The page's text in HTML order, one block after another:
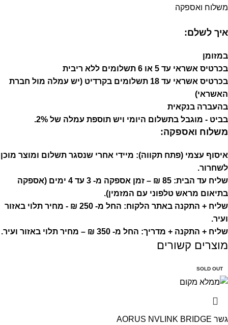
משלוח ואספקה
איך לשלם:
במזומן
בכרטיס אשראי עד 5 או 6 תשלומים ללא ריבית
בכרטיס אשראי עד 18 תשלומים בקרדיט (יש עמלה מול חברת
האשראי)
בהעברה בנקאית
בביט - מוגבל בתשלום היומי ויש תוספת עמלה של 2%.
משלוח ואספקה:
איסוף עצמי (פתח תקווה): מיידי אחרי שנסגר תשלום ומוצר מוכן
לשחרור.
שליח עד הבית: 85 ₪ – זמן אספקה מ- 3 עד 4 ימים (אספקה
בתיאום מראש טלפוני עם המזמין).
שליח + התקנה באתר הלקוח: החל מ- 250 ₪ - מחיר תלוי באזור
ועיר.
שליח + התקנה + מדריך: החל מ- 350 ₪ – מחיר תלוי באזור ועיר.
מוצרים קשורים
SOLD OUT
גשר AORUS NVLINK BRIDGE